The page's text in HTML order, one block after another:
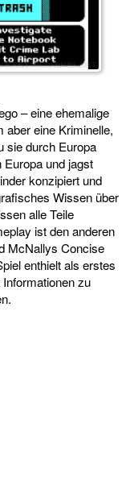
– eine ehemalige
aber eine Kriminelle,
sie durch Europa
und jagst
konzipiert und
Wissen über
alle Teile
ist den anderen
McNallys Concise
enthielt als erstes
zu